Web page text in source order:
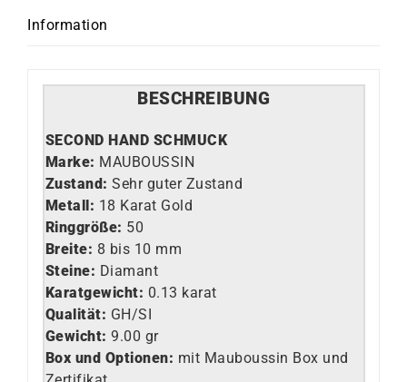
Information
BESCHREIBUNG
SECOND HAND SCHMUCK
Marke: MAUBOUSSIN
Zustand: Sehr guter Zustand
Metall: 18 Karat Gold
Ringgröße: 50
Breite: 8 bis 10 mm
Steine: Diamant
Karatgewicht: 0.13 karat
Qualität: GH/SI
Gewicht: 9.00 gr
Box und Optionen: mit Mauboussin Box und